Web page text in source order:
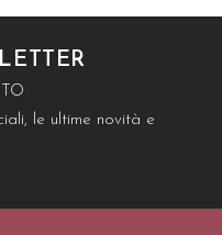
le ultime novità e